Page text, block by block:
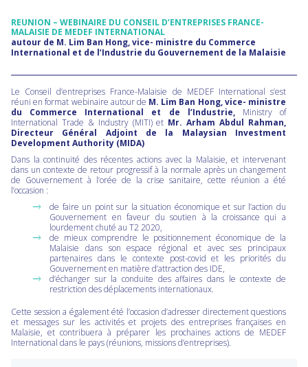
REUNION – WEBINAIRE DU CONSEIL D’ENTREPRISES FRANCE-
MALAISIE DE MEDEF INTERNATIONAL
autour de M. Lim Ban Hong, vice- ministre du Commerce
International et de l’Industrie du Gouvernement de la Malaisie
Le Conseil d’entreprises France-Malaisie de MEDEF International s’est
réuni en format webinaire autour de M. Lim Ban Hong, vice- ministre
du Commerce International et de l’Industrie, Ministry of
International Trade & Industry (MITI) et Mr. Arham Abdul Rahman,
Directeur Général Adjoint de la Malaysian Investment
Development Authority (MIDA)
Dans la continuité des récentes actions avec la Malaisie, et intervenant
dans un contexte de retour progressif à la normale après un changement
de Gouvernement à l’orée de la crise sanitaire, cette réunion a été
l’occasion :
de faire un point sur la situation économique et sur l’action du
Gouvernement en faveur du soutien à la croissance qui a
lourdement chuté au T2 2020,
de mieux comprendre le positionnement économique de la
Malaisie dans son espace régional et avec ses principaux
partenaires dans le contexte post-covid et les priorités du
Gouvernement en matière d’attraction des IDE,
d’échanger sur la conduite des affaires dans le contexte de
restriction des déplacements internationaux.
Cette session a également été l’occasion d’adresser directement questions
et messages sur les activités et projets des entreprises françaises en
Malaisie, et contribuera à préparer les prochaines actions de MEDEF
International dans le pays (réunions, missions d’entreprises).